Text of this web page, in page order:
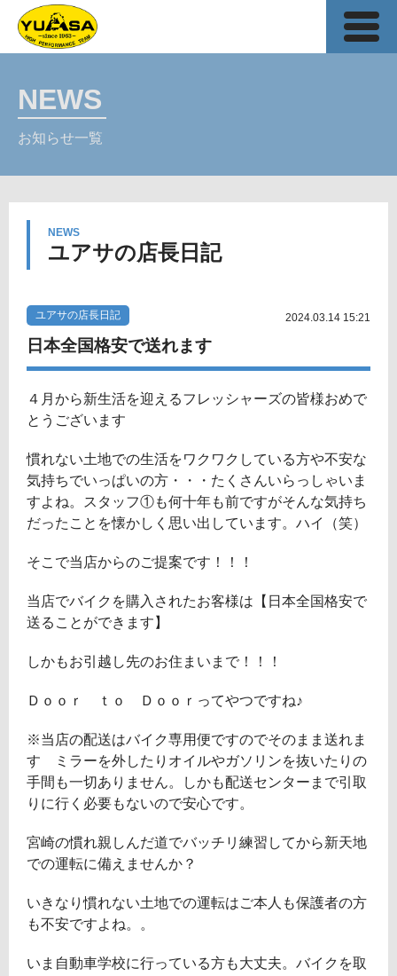
NEWS
お知らせ一覧
NEWS
ユアサの店長日記
ユアサの店長日記 2024.03.14 15:21
日本全国格安で送れます
４月から新生活を迎えるフレッシャーズの皆様おめで
とうございます
慣れない土地での生活をワクワクしている方や不安な
気持ちでいっぱいの方・・・たくさんいらっしゃいま
すよね。スタッフ①も何十年も前ですがそんな気持ち
だったことを懐かしく思い出しています。ハイ（笑）
そこで当店からのご提案です！！！
当店でバイクを購入されたお客様は 【日本全国格安で
送ることができます】
しかもお引越し先のお住まいまで！！！
Ｄｏｏｒ ｔｏ Ｄｏｏｒ ってやつですね♪
※当店の配送はバイク専用便ですのでそのまま送れま
す ミラーを外したりオイルやガソリンを抜いたりの
手間も一切ありません。しかも配送センターまで引取
りに行く必要もないので安心です。
宮崎の慣れ親しんだ道でバッチリ練習してから新天地
での運転に備えませんか？
いきなり慣れない土地での運転はご本人も保護者の方
も不安ですよね。。
いま自動車学校に行っている方も大丈夫。バイクを取